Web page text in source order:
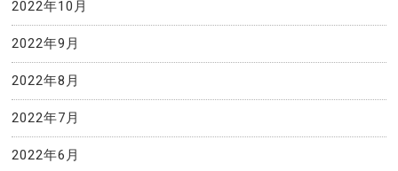
2022年10月
2022年9月
2022年8月
2022年7月
2022年6月